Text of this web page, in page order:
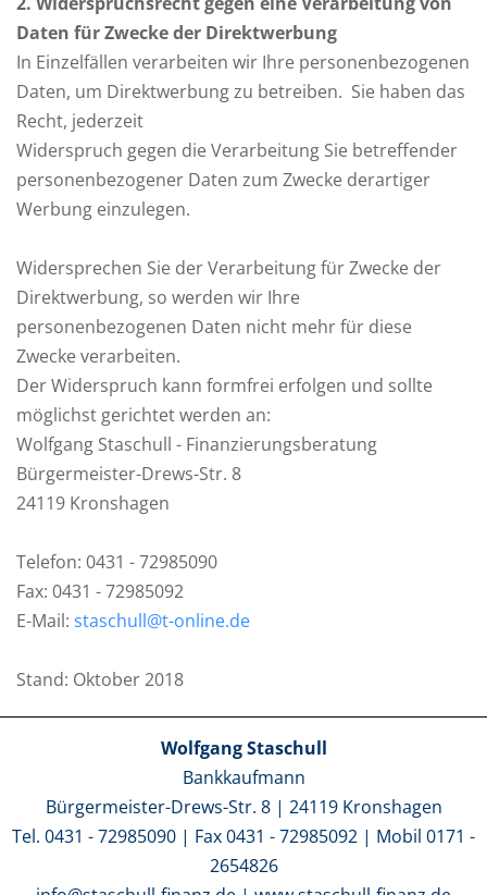
Daten für Zwecke der Direktwerbung
In Einzelfällen verarbeiten wir Ihre personenbezogenen
Daten, um Direktwerbung zu betreiben. Sie haben das
Recht, jederzeit
Widerspruch gegen die Verarbeitung Sie betreffender
personenbezogener Daten zum Zwecke derartiger
Werbung einzulegen.
Widersprechen Sie der Verarbeitung für Zwecke der
Direktwerbung, so werden wir Ihre
personenbezogenen Daten nicht mehr für diese
Zwecke verarbeiten.
Der Widerspruch kann formfrei erfolgen und sollte
möglichst gerichtet werden an:
Wolfgang Staschull - Finanzierungsberatung
Bürgermeister-Drews-Str. 8
24119 Kronshagen
Telefon: 0431 - 72985090
Fax: 0431 - 72985092
E-Mail: staschull@t-online.de
Stand: Oktober 2018
Wolfgang Staschull
Bankkaufmann
Bürgermeister-Drews-Str. 8 | 24119 Kronshagen
Tel. 0431 - 72985090 | Fax 0431 - 72985092 | Mobil 0171 -
2654826